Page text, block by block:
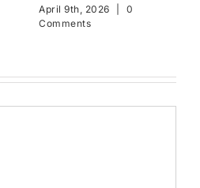
April 9th, 2026
0
Comments